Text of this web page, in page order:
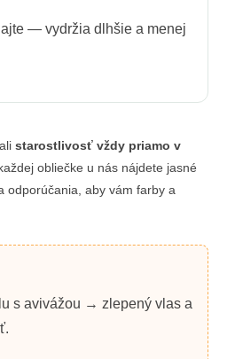
— vydržia dlhšie a menej
starostlivosť vždy priamo v
obliečke u nás nájdete jasné
odporúčania, aby vám farby a
s avivážou → zlepený vlas a